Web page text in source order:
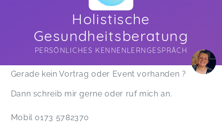
Holistische
Gesundheitsberatung
PERSÖNLICHES KENNENLERNGESPRÄCH
Soon you will learn more about me here...
Gerade kein Vortrag oder Event vorhanden ?
Dann schreib mir gerne oder ruf mich an.
Mobil 0173 5782370